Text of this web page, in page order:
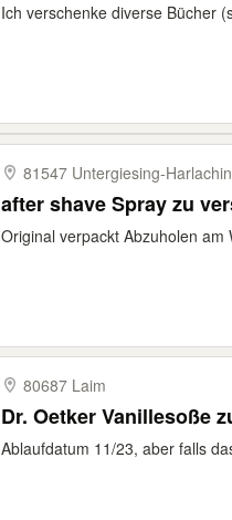
Ich verschenke diverse Bücher
81547 Untergiesing-​
after shave Spray zu
Original verpackt Abzuholen am
80687 Laim
Dr. Oetker Vanillesoße
Ablaufdatum 11/23, aber falls